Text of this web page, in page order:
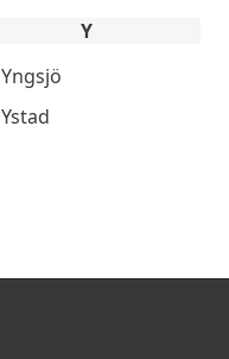
Y
Yngsjö
Ystad